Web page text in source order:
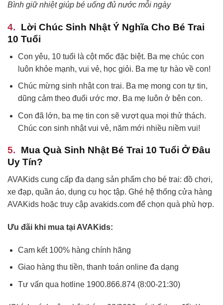
Bình giữ nhiệt giúp bé uống đủ nước mỗi ngày
Lời Chúc Sinh Nhật Ý Nghĩa Cho Bé Trai
10 Tuổi
Con yêu, 10 tuổi là cột mốc đặc biệt. Ba mẹ chúc con
luôn khỏe mạnh, vui vẻ, học giỏi. Ba mẹ tự hào về con!
Chúc mừng sinh nhật con trai. Ba mẹ mong con tự tin,
dũng cảm theo đuổi ước mơ. Ba mẹ luôn ở bên con.
Con đã lớn, ba mẹ tin con sẽ vượt qua mọi thử thách.
Chúc con sinh nhật vui vẻ, năm mới nhiều niềm vui!
Mua Quà Sinh Nhật Bé Trai 10 Tuổi Ở Đâu
Uy Tín?
AVAKids cung cấp đa dạng sản phẩm cho bé trai: đồ chơi,
xe đạp, quần áo, dụng cụ học tập. Ghé hệ thống cửa hàng
AVAKids hoặc truy cập avakids.com để chọn quà phù hợp.
Ưu đãi khi mua tại AVAKids:
Cam kết 100% hàng chính hãng
Giao hàng thu tiền, thanh toán online đa dạng
Tư vấn qua hotline 1900.866.874 (8:00-21:30)